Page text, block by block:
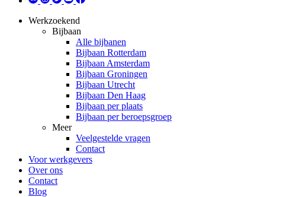
Werkzoekend
Bijbaan
Alle bijbanen
Bijbaan Rotterdam
Bijbaan Amsterdam
Bijbaan Groningen
Bijbaan Utrecht
Bijbaan Den Haag
Bijbaan per plaats
Bijbaan per beroepsgroep
Meer
Veelgestelde vragen
Contact
Voor werkgevers
Over ons
Contact
Blog